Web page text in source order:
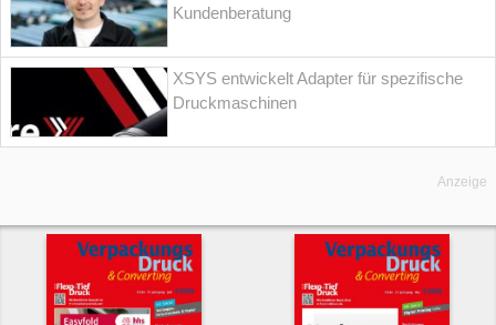
Kundenberatung
XSYS entwickelt Adapter für spezifische
Druckmaschinen
Anzeige